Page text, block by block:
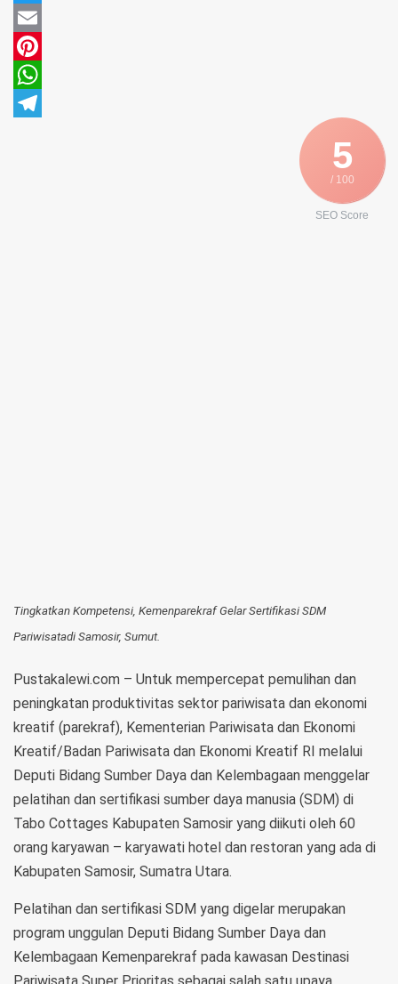
Twitter
Email
Pinterest
WhatsApp
5
/ 100
SEO Score
Tingkatkan Kompetensi, Kemenparekraf Gelar Sertifikasi SDM
Pariwisatadi Samosir, Sumut.
Pustakalewi.com – Untuk mempercepat pemulihan dan
peningkatan produktivitas sektor pariwisata dan ekonomi
kreatif (parekraf), Kementerian Pariwisata dan Ekonomi
Kreatif/Badan Pariwisata dan Ekonomi Kreatif RI melalui
Deputi Bidang Sumber Daya dan Kelembagaan menggelar
pelatihan dan sertifikasi sumber daya manusia (SDM) di
Tabo Cottages Kabupaten Samosir yang diikuti oleh 60
orang karyawan – karyawati hotel dan restoran yang ada di
Kabupaten Samosir, Sumatra Utara.
Pelatihan dan sertifikasi SDM yang digelar merupakan
program unggulan Deputi Bidang Sumber Daya dan
Kelembagaan Kemenparekraf pada kawasan Destinasi